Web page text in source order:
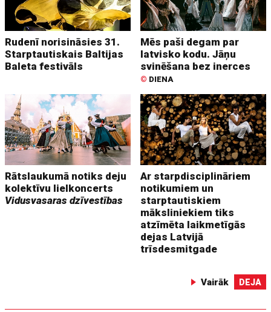
Rudenī norisināsies 31.
Starptautiskais Baltijas
Baleta festivāls
Mēs paši degam par
latvisko kodu. Jāņu
svinēšana bez inerces
© DIENA
Rātslaukumā notiks deju
kolektīvu lielkoncerts
Vidusvasaras dzīvestības
Ar starpdisciplināriem
notikumiem un
starptautiskiem
māksliniekiem tiks
atzīmēta laikmetīgās
dejas Latvijā
trīsdesmitgade
Vairāk DEJA